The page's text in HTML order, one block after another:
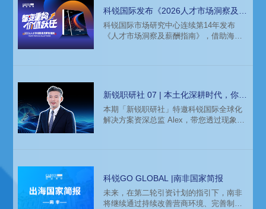
与组织形态的深层重构，成为决定企业未
来竞争力的关键变量。
科锐国际发布《2026人才市场洞察及薪
酬指南》
科锐国际市场研究中心连续第14年发布
《人才市场洞察及薪酬指南》，借助海量
新锐职研社 07 | 本土化深耕时代，你
的“海外操盘手”找对人了吗？
本期「新锐职研社」特邀科锐国际全球化
解决方案资深总监 Alex，带您透过现象看
科锐GO GLOBAL |南非国家简报
未来，在第二轮引资计划的指引下，南非
将继续通过持续改善营商环境、完善制度